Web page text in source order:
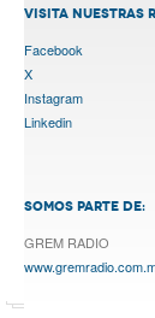
VISITA NUESTRAS
Facebook
X
Instagram
Linkedin
SOMOS PARTE DE:
GREM RADIO